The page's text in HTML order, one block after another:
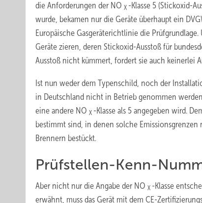
die Anforderungen der NO X -Klasse 5 (Stickoxid-
wurde, bekamen nur die Geräte überhaupt ein
Europäische Gasgeräterichtlinie die
Geräte zieren, deren Stickoxid-Ausstoß für
Ausstoß nicht kümmert, fordert sie auch keinerlei
Ist nun weder dem Typenschild, noch der
in Deutschland nicht in Betrieb genommen
eine andere NO X -Klasse als 5 angegeben wird.
bestimmt sind, in denen solche
Brennern bestückt.
Prüfstellen-Kenn-
Aber nicht nur die Angabe der NO X -Klasse
erwähnt, muss das Gerät mit dem CE-